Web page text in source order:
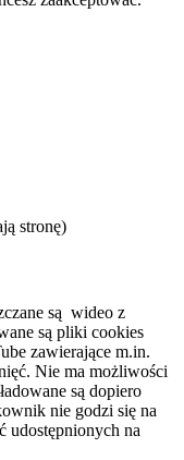
stronę)
są wideo z
są pliki cookies
zawierające m.in.
Nie ma możliwości
są dopiero
nie godzi się na
udostępnionych na